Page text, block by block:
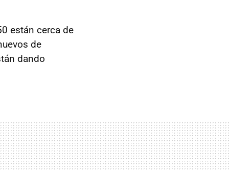
están cerca de
de
dando